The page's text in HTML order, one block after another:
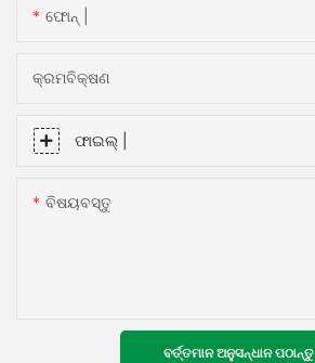
ଫୋନ୍ |
କ୍ରମବିକ୍ଷଣ
ଫାଇଲ୍ |
ବିଷୟବସ୍ତୁ
ବର୍ତ୍ତମାନ ଅନୁସନ୍ଧାନ ପଠାନ୍ତୁ |